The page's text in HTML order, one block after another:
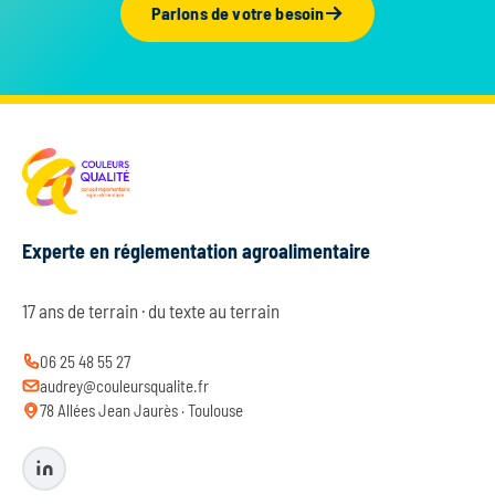
Parlons de votre besoin
Experte en réglementation agroalimentaire
17 ans de terrain · du texte au terrain
06 25 48 55 27
audrey@couleursqualite.fr
78 Allées Jean Jaurès · Toulouse